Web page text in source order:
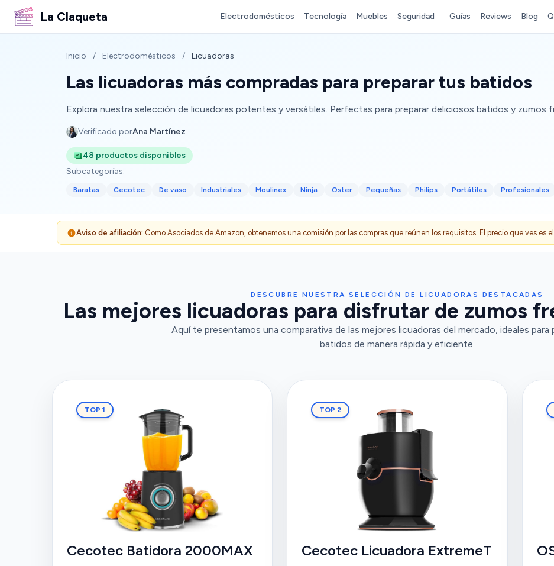
La Claqueta Electrodomésticos Tecnología Muebles Seguridad Guías Reviews Blog
Inicio / Electrodomésticos / Licuadoras
Las licuadoras más compradas para preparar tus batidos
Explora nuestra selección de licuadoras potentes y versátiles. Perfectas para preparar deliciosos batidos y zumos
Verificado porAna Martínez
48 productos disponibles
Subcategorías:
Baratas Cecotec De vaso Industriales Moulinex Ninja Oster Pequeñas Philips Portátiles Profesionales
Aviso de afiliación: Como Asociados de Amazon, obtenemos una comisión por las compras que reúnen los requisitos. El precio que ves es
DESCUBRE NUESTRA SELECCIÓN DE LICUADORAS DESTACADAS
Las mejores licuadoras para disfrutar de zumos
Aquí te presentamos una comparativa de las mejores licuadoras del mercado, ideales para
batidos de manera rápida y eficiente.
TOP 1
Cecotec Batidora 2000MAX
TOP 2
Cecotec Licuadora ExtremeTitanium